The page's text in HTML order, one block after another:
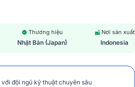
Thương hiệu
Nhật Bản (Japan)
Nơi sản xuất
Indonesia
đội ngũ kỹ thuật chuyên sâu